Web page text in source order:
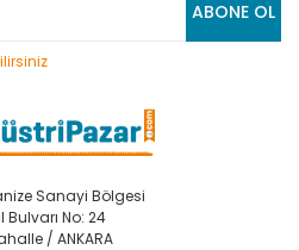
ABONE OL
Sanayi Bölgesi
Bulvarı No: 24
/ ANKARA